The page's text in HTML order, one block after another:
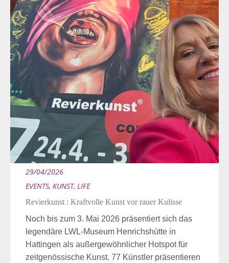
29/04/2026
EVENTS, KUNST, LIFE
Revierkunst : Kraftvolle Kunst vor rauer Kulisse
Noch bis zum 3. Mai 2026 präsentiert sich das
legendäre LWL-Museum Henrichshütte in
Hattingen als außergewöhnlicher Hotspot für
zeitgenössische Kunst. 77 Künstler präsentieren